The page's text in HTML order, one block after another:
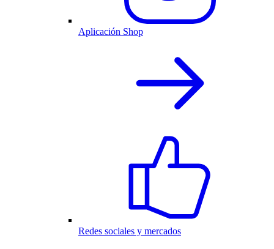
Aplicación Shop
Redes sociales y mercados